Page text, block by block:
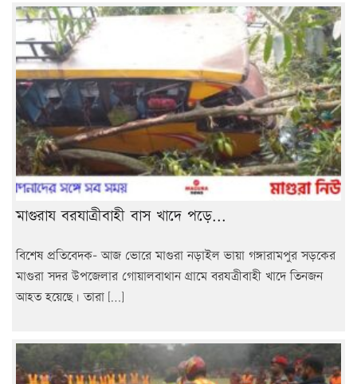
মাগুরায বরযাত্রীবাহী বাস খাদে পড়ে...
বিশেষ প্রতিবেদক- আজ ভোরে মাগুরা নড়াইল ভায়া গঙ্গারামপুর সড়কের
মাগুরা সদর উপজেলার গোয়ালবাথান গ্রামে বরযত্রীবাহী খাদে তিনজন
আহত হয়েছে। তারা […]